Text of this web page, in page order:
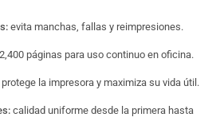
evita manchas, fallas y reimpresiones.
2,400 páginas para uso continuo en oficina.
protege la impresora y maximiza su vida útil.
calidad uniforme desde la primera hasta